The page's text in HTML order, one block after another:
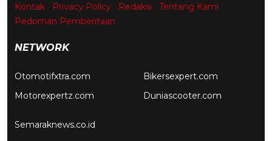
Kontak Privacy Policy Redaksi
Tentang Kami
Pedoman Pemberitaan
NETWORK
Otomotifxtra.com
Motorexpertz.com
Bikersexpert.com
Duniascooter.com
Semaraknews.co.id